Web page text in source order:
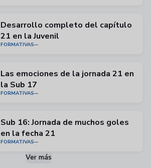
Desarrollo completo del capítulo
21 en la Juvenil
FORMATIVAS
Las emociones de la jornada 21 en
la Sub 17
FORMATIVAS
Sub 16: Jornada de muchos goles
en la fecha 21
FORMATIVAS
Ver más